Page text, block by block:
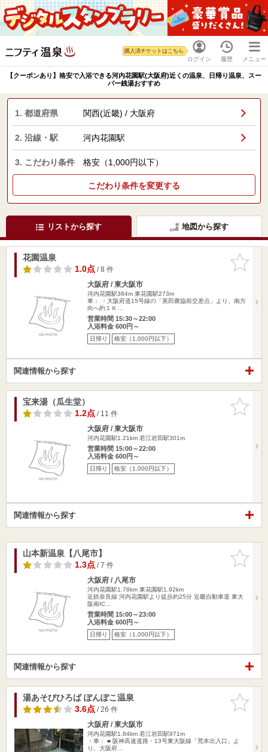
ログイン
購入済チケットはこちら
履歴 メニュー
【クーポンあり】格安で入浴できる河内花園駅(大阪府)近くの温泉、日帰り温泉、スー
パー銭湯おすすめ
1. 都道府県 関西(近畿) / 大阪府
2. 沿線・駅 河内花園駅
3. こだわり条件 格安（1,000円以下）
こだわり条件を変更する
リストから探す 地図から探す
お気に入
りに追加
花園温泉
1.0点/ 8 件
大阪府 / 東大阪市
河内花園駅384m 東花園駅273m
車： ・大阪府道15号線の「英田農協前交差点」より、南方
向へ約１Ｋ…
営業時間 15:30～22:00
入浴料金 600円～
日帰り 格安（1,000円以下）
関連情報から探す
お気に入
りに追加
宝来湯（瓜生堂）
1.2点/ 11 件
大阪府 / 東大阪市
河内花園駅1.21km 若江岩田駅301m
営業時間 15:00～22:00
入浴料金 600円～
日帰り 格安（1,000円以下）
関連情報から探す
お気に入
りに追加
山本新温泉【八尾市】
1.3点/ 7 件
大阪府 / 八尾市
河内花園駅1.78km 東花園駅1.92km
近鉄奈良線 河内花園駅より徒歩約25分 近畿自動車道 東大
阪南IC…
営業時間 15:00～23:00
入浴料金 600円～
日帰り 格安（1,000円以下）
関連情報から探す
お気に入
りに追加
湯あそびひろば ぽんぽこ温泉
3.6点/ 26 件
大阪府 / 東大阪市
河内花園駅1.84km 若江岩田駅971m
・車： ■ 阪神高速道路・13号東大阪線「荒本出入口」よ
り、大阪府…